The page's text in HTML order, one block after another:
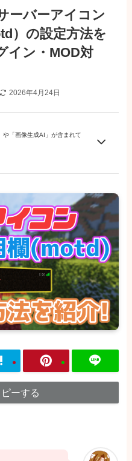
ーバーアイコン
）の設定方法を
イン・MOD対
2026年4月24日
や「画像生成AI」が含まれて
ーする